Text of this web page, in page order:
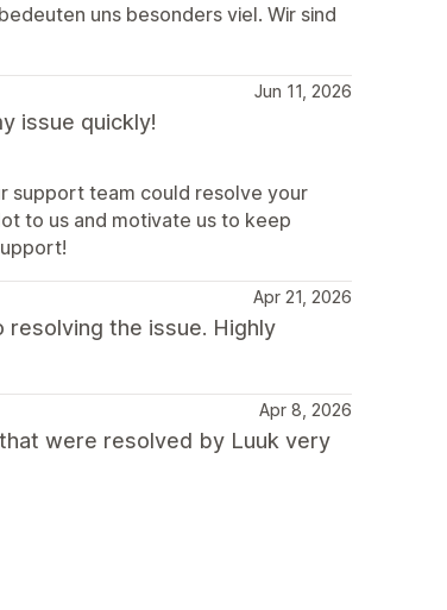
uns besonders viel. Wir sind
Jun 11, 2026
issue quickly!
support team could resolve your
to us and motivate us to keep
Apr 21, 2026
the issue. Highly
Apr 8, 2026
were resolved by Luuk very